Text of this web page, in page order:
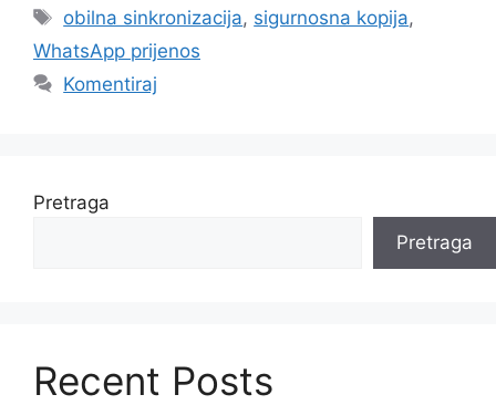
Oznake
obilna sinkronizacija, sigurnosna kopija,
WhatsApp prijenos
Komentiraj
Pretraga
Pretraga
Recent Posts